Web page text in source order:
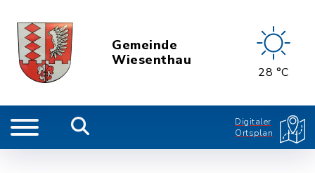
Gemeinde
Wiesenthau
28 °C
Digitaler
Ortsplan